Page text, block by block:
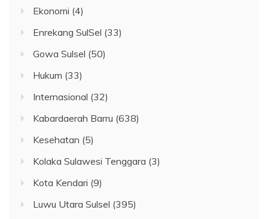
Ekonomi (4)
Enrekang SulSel (33)
Gowa Sulsel (50)
Hukum (33)
Internasional (32)
Kabardaerah Barru (638)
Kesehatan (5)
Kolaka Sulawesi Tenggara (3)
Kota Kendari (9)
Luwu Utara Sulsel (395)